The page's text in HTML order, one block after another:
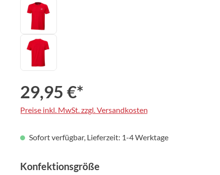
29,95 €*
Preise inkl. MwSt. zzgl. Versandkosten
Sofort verfügbar, Lieferzeit: 1-4 Werktage
Konfektionsgröße